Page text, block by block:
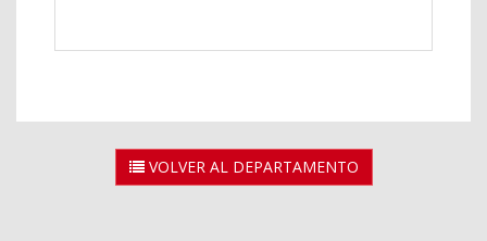
VOLVER AL DEPARTAMENTO